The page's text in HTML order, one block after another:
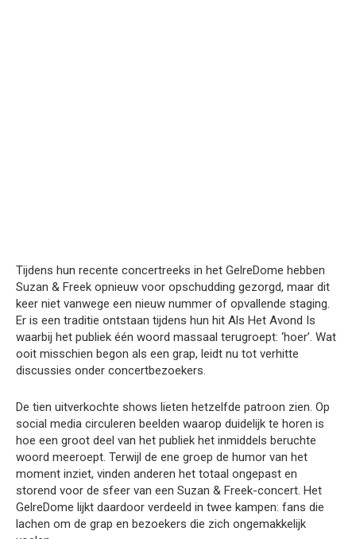
Tijdens hun recente concertreeks in het GelreDome hebben
Suzan & Freek opnieuw voor opschudding gezorgd, maar dit
keer niet vanwege een nieuw nummer of opvallende staging.
Er is een traditie ontstaan tijdens hun hit Als Het Avond Is
waarbij het publiek één woord massaal terugroept: ‘hoer’. Wat
ooit misschien begon als een grap, leidt nu tot verhitte
discussies onder concertbezoekers.
De tien uitverkochte shows lieten hetzelfde patroon zien. Op
social media circuleren beelden waarop duidelijk te horen is
hoe een groot deel van het publiek het inmiddels beruchte
woord meeroept. Terwijl de ene groep de humor van het
moment inziet, vinden anderen het totaal ongepast en
storend voor de sfeer van een Suzan & Freek-concert. Het
GelreDome lijkt daardoor verdeeld in twee kampen: fans die
lachen om de grap en bezoekers die zich ongemakkelijk